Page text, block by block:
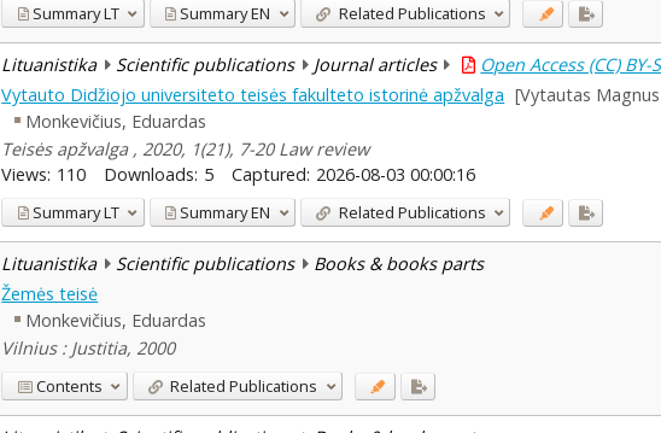
SummaryLT SummaryEN Related Publications
Lituanistika Scientific publications Journal articles Open Access (CC) BY-
Vytauto Didžiojo universiteto teisės fakulteto istorinė apžvalga [Vytautas
Monkevičius, Eduardas
Teisės apžvalga , 2020, 1(21), 7-20 Law review
Views: 110 Downloads: 5 Captured: 2026-08-03 00:00:16
SummaryLT SummaryEN Related Publications
Lituanistika Scientific publications Books & books parts
Žemės teisė
Monkevičius, Eduardas
Vilnius : Justitia, 2000
Contents Related Publications